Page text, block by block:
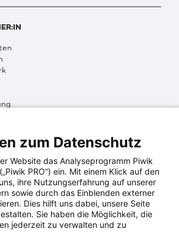
zum Datenschutz
Website das Analyseprogramm Piwik
PRO“) ein. Mit einem Klick auf den
ihre Nutzungserfahrung auf unserer
sowie durch das Einblenden externer
Dies hilft uns dabei, unsere Seite
Sie haben die Möglichkeit, die
jederzeit zu verwalten und zu